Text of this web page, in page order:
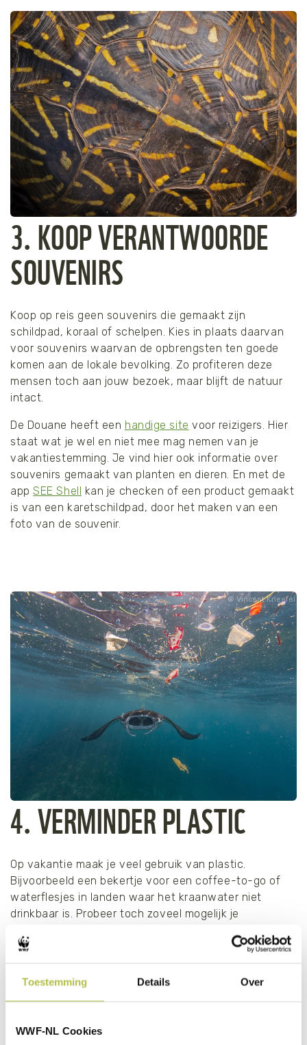
Toestemming Details Over
WWF-NL Cookies
3. KOOP VERANTWOORDE
SOUVENIRS
Koop op reis geen souvenirs die gemaakt zijn
schildpad, koraal of schelpen. Kies in plaats daarvan
voor souvenirs waarvan de opbrengsten ten goede
komen aan de lokale bevolking. Zo profiteren deze
mensen toch aan jouw bezoek, maar blijft de natuur
intact.
De Douane heeft een handige site voor reizigers. Hier
staat wat je wel en niet mee mag nemen van je
vakantiestemming. Je vind hier ook informatie over
souvenirs gemaakt van planten en dieren. En met de
appSEE Shell
kan je checken of een product gemaakt
is van een karetschildpad, door het maken van een
foto van de souvenir.
Vincent Kneefel
4. VERMINDER PLASTIC
Op vakantie maak je veel gebruik van plastic.
Bijvoorbeeld een bekertje voor een coffee-to-go of
waterflesjes in landen waar het kraanwater niet
drinkbaar is. Probeer toch zoveel mogelijk je
ideeën:
vult bij een veilig watertappunt.
shampoofles. De bar is klein en makkelijk mee